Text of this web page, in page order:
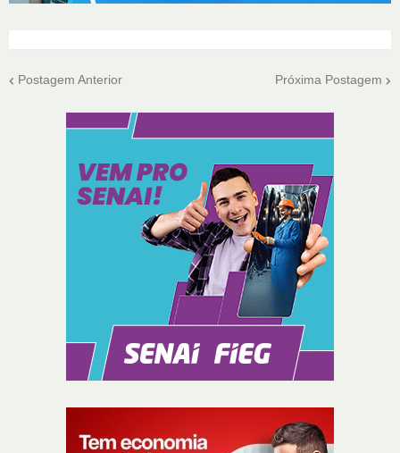
Postagem Anterior Próxima Postagem